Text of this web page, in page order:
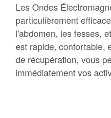
Les Ondes
particulièrement
l'abdomen, les fesses,
est rapide, confortable,
de récupération, vous
immédiatement vos